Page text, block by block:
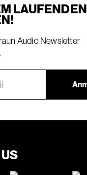
LAUFENDEN
Audio Newsletter